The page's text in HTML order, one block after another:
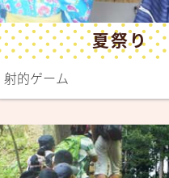
夏祭り
射的ゲーム